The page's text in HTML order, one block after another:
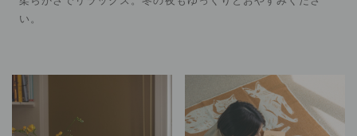
い。